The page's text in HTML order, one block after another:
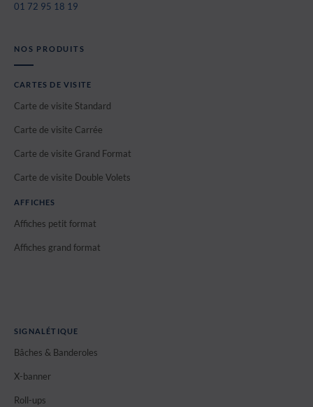
01 72 95 18 19
NOS PRODUITS
CARTES DE VISITE
Carte de visite Standard
Carte de visite Carrée
Carte de visite Grand Format
Carte de visite Double Volets
AFFICHES
Affiches petit format
Affiches grand format
SIGNALÉTIQUE
Bâches & Banderoles
X-banner
Roll-ups